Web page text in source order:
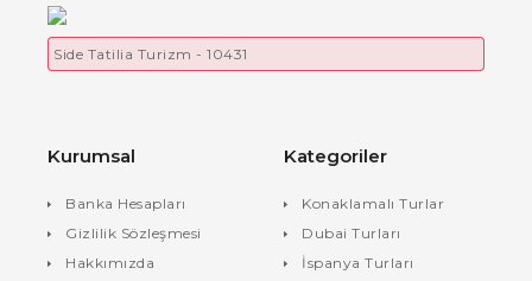
Side Tatilia Turizm - 10431
Kurumsal
Banka Hesapları
Gizlilik Sözleşmesi
Hakkımızda
Kategoriler
Konaklamalı Turlar
Dubai Turları
İspanya Turları